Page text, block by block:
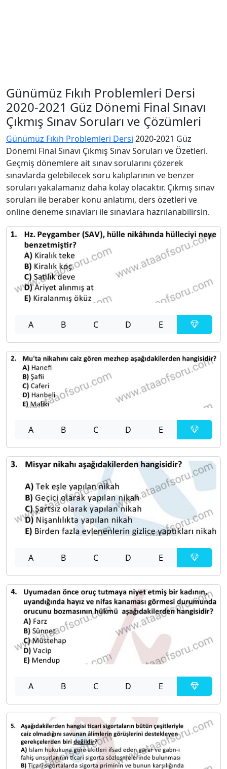
Günümüz Fıkıh Problemleri Dersi
2020-2021 Güz Dönemi Final Sınavı
Çıkmış Sınav Soruları ve Çözümleri
Günümüz Fıkıh Problemleri Dersi 2020-2021 Güz
Dönemi Final Sınavı Çıkmış Sınav Soruları ve Özetleri.
Geçmiş dönemlere ait sınav sorularını çözerek
sınavlarda gelebilecek soru kalıplarının ve benzer
soruları yakalamanız daha kolay olacaktır. Çıkmış sınav
soruları ile beraber konu anlatımı, ders özetleri ve
online deneme sınavları ile sınavlara hazrılanabilirsin.
A B C D E
A B C D E
A B C D E
A B C D E